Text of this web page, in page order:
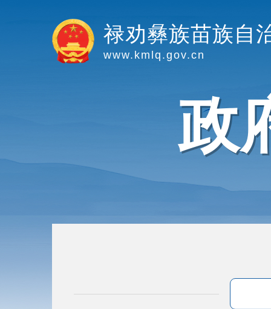
禄劝彝族苗族自
www.kmlq.gov.cn
政